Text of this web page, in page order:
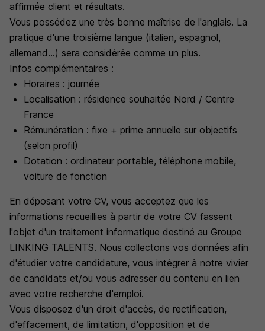
affirmée client et résultats.
Vous possédez une très bonne maîtrise de l'anglais. La
pratique d'une troisième langue (italien, espagnol,
allemand...) sera considérée comme un plus.
Infos complémentaires :
Horaires : journée
Localisation : résidence souhaitée Nord / Centre
France
Rémunération : fixe + prime annuelle sur objectifs
(selon profil)
Dotation : ordinateur portable, téléphone mobile,
voiture de fonction
En déposant votre CV, vous acceptez que les
informations recueillies à partir de votre CV fassent
l'objet d'un traitement informatique destiné au Groupe
LINKING TALENTS. Nous collectons vos données afin
d'étudier votre candidature, vous intégrer à notre vivier
de candidats et/ou vous adresser du contenu en lien
avec votre recherche d'emploi.
Vous disposez d'un droit d'accès, de rectification,
d'effacement, de limitation, d'opposition et de